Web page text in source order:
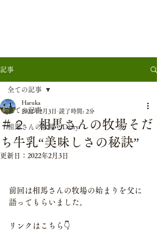
記事
全ての記事
相馬さんの牧場 Diary
全ての記事
＃２ 相馬さんの牧場そだ
ち牛乳“美味しさの秘訣”
Haruka
2022年2月3日 読了時間: 2分
更新日： 2022年2月3日
前回は相馬さんの牧場の始まりを父に
語ってもらいました。
リンクはこちら👇